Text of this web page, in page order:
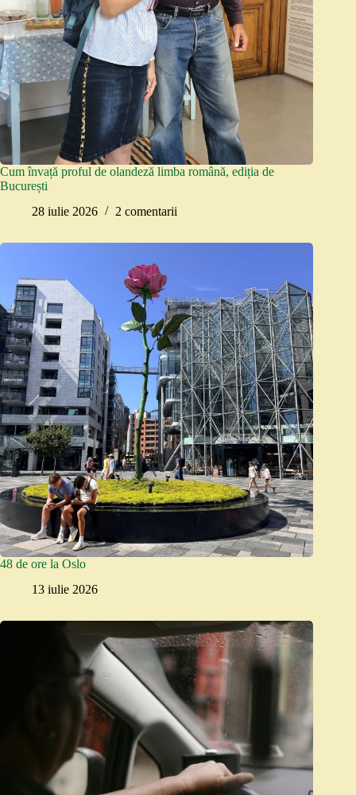
Cum învață proful de olandeză limba română, ediția de
București
28 iulie 2026
2 comentarii
48 de ore la Oslo
13 iulie 2026